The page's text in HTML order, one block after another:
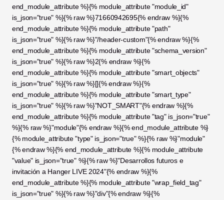
end_module_attribute %}{% module_attribute "module_id"
is_json="true" %}{% raw %}71660942695{% endraw %}{%
end_module_attribute %}{% module_attribute "path"
is_json="true" %}{% raw %}"/header-custom"{% endraw %}{%
end_module_attribute %}{% module_attribute "schema_version"
is_json="true" %}{% raw %}2{% endraw %}{%
end_module_attribute %}{% module_attribute "smart_objects"
is_json="true" %}{% raw %}[]{% endraw %}{%
end_module_attribute %}{% module_attribute "smart_type"
is_json="true" %}{% raw %}"NOT_SMART"{% endraw %}{%
end_module_attribute %}{% module_attribute "tag" is_json="true"
%}{% raw %}"module"{% endraw %}{% end_module_attribute %}
{% module_attribute "type" is_json="true" %}{% raw %}"module"
{% endraw %}{% end_module_attribute %}{% module_attribute
"value" is_json="true" %}{% raw %}"Desarrollos futuros e
invitación a Hanger LIVE 2024"{% endraw %}{%
end_module_attribute %}{% module_attribute "wrap_field_tag"
is_json="true" %}{% raw %}"div"{% endraw %}{%